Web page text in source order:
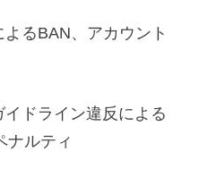
よるBAN、アカウント
イドライン違反による
ナルティ